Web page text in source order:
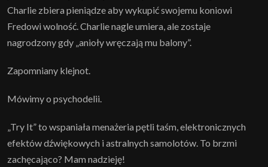
Charlie zbiera pieniądze aby wykupić swojemu koniowi
Fredowi wolność. Charlie nagle umiera, ale zostaje
nagrodzony gdy „anioły wręczają mu balony”.
Zapomniany klejnot.
Mówimy o psychodelii.
„Try It” to wspaniała menażeria pętli taśm, elektronicznych
efektów dźwiękowych i astralnych samolotów. To brzmi
zachęcająco? Mam nadzieję!